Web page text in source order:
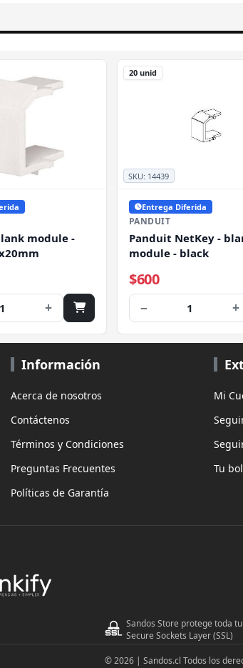
module -
1 +
SKU: 14439
20 unid
Entrega Diferida
PANDUIT
Panduit NetKey -
module - black
$600
− 1 +
Información
Acerca de nosotros
Contáctenos
Términos y Condiciones
Preguntas Frecuentes
Políticas de Garantía
Mi
Tu
Sandos Store protege toda
Secure Sockets Layer (SSL)
© 2026 | Sandos.cl Todos los